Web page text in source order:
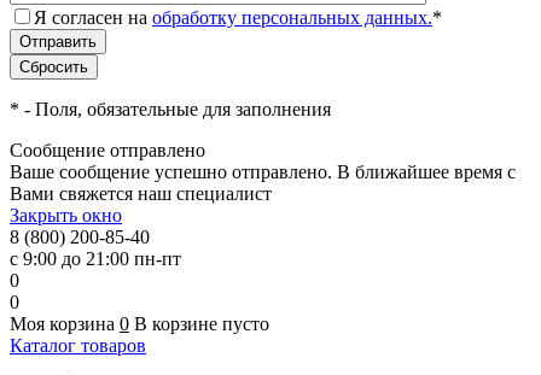
Я согласен на обработку персональных данных.*
* - Поля, обязательные для заполнения
Сообщение отправлено
Ваше сообщение успешно отправлено. В ближайшее время с
Вами свяжется наш специалист
Закрыть окно
8 (800) 200-85-40
с 9:00 до 21:00 пн-пт
0
0
Моя корзина 0 В корзине пусто
Каталог товаров